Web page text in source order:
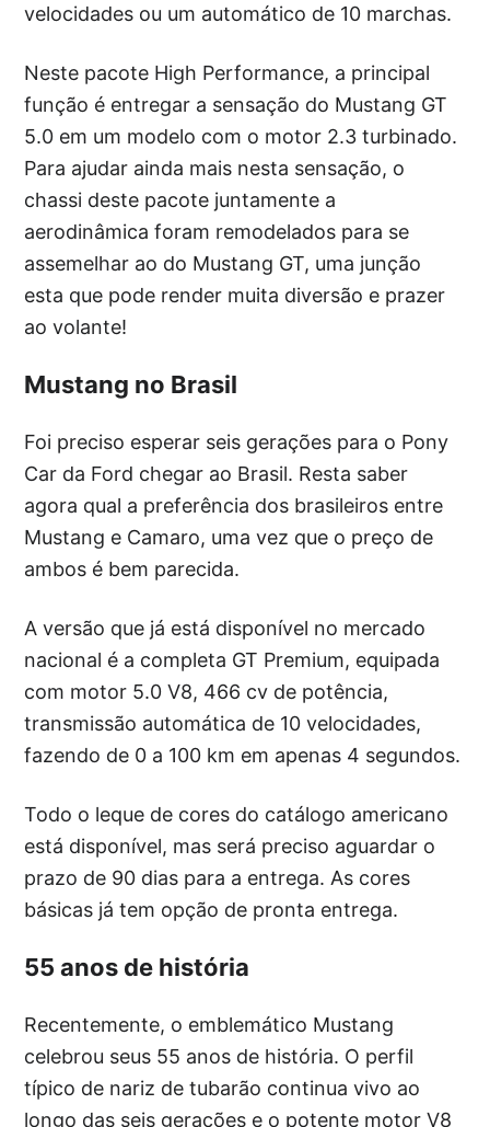
velocidades ou um automático de 10 marchas.
Neste pacote High Performance, a principal
função é entregar a sensação do Mustang GT
5.0 em um modelo com o motor 2.3 turbinado.
Para ajudar ainda mais nesta sensação, o
chassi deste pacote juntamente a
aerodinâmica foram remodelados para se
assemelhar ao do Mustang GT, uma junção
esta que pode render muita diversão e prazer
ao volante!
Mustang no Brasil
Foi preciso esperar seis gerações para o Pony
Car da Ford chegar ao Brasil. Resta saber
agora qual a preferência dos brasileiros entre
Mustang e Camaro, uma vez que o preço de
ambos é bem parecida.
A versão que já está disponível no mercado
nacional é a completa GT Premium, equipada
com motor 5.0 V8, 466 cv de potência,
transmissão automática de 10 velocidades,
fazendo de 0 a 100 km em apenas 4 segundos.
Todo o leque de cores do catálogo americano
está disponível, mas será preciso aguardar o
prazo de 90 dias para a entrega. As cores
básicas já tem opção de pronta entrega.
55 anos de história
Recentemente, o emblemático Mustang
celebrou seus 55 anos de história. O perfil
típico de nariz de tubarão continua vivo ao
longo das seis gerações e o potente motor V8